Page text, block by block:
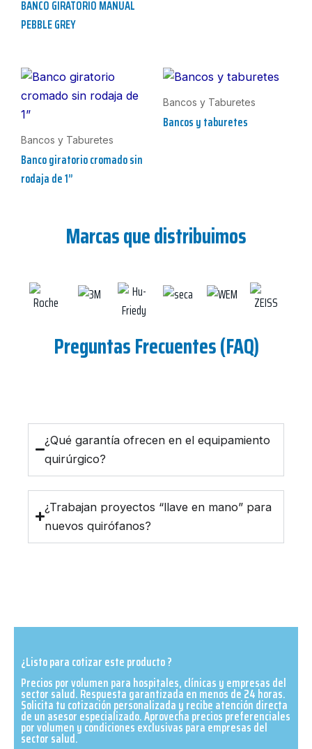
BANCO GIRATORIO MANUAL
PEBBLE GREY
Bancos y Taburetes
Banco giratorio cromado sin
rodaja de 1”
Bancos y Taburetes
Bancos y taburetes
Marcas que distribuimos
Preguntas Frecuentes (FAQ)
¿Qué garantía ofrecen en el equipamiento
quirúrgico?
¿Trabajan proyectos “llave en mano” para
nuevos quirófanos?
¿Listo para cotizar este producto ?
Precios por volumen para hospitales, clínicas y empresas del
sector salud. Respuesta garantizada en menos de 24 horas.
Solicita tu cotización personalizada y recibe atención directa
de un asesor especializado. Aprovecha precios preferenciales
por volumen y condiciones exclusivas para empresas del
sector salud.​